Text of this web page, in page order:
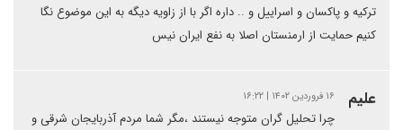
ترکیه و پاکسان و اسراییل و .. داره اگر با از زاویه دیگه به این موضوع نگا
کنیم حمایت از ارمنستان اصلا به نفع ایران نیس
علیم ۱۶ فروردین ۱۴۰۲ | ۱۶:۲۲
چرا تحلیل گران متوجه نیستند ،مگر شما مردم آذربایجان شرقی و